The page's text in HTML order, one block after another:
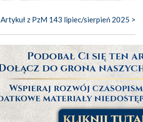
Artykuł z PzM 143 lipiec/sierpień 2025 >